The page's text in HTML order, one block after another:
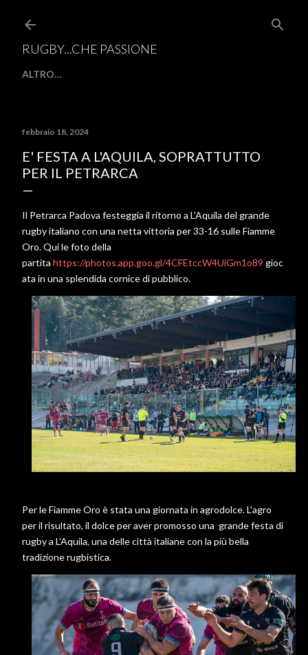
RUGBY...CHE PASSIONE
ALTRO…
febbraio 18, 2024
E' FESTA A L'AQUILA, SOPRATTUTTO
PER IL PETRARCA
Il Petrarca Padova festeggia il ritorno a L'Aquila del grande
rugby italiano con una netta vittoria per 33-16 sulle Fiamme
Oro. Qui le foto della
partita https://photos.app.goo.gl/4CFEtccW4UiGm1o89 gioc
ata in una splendida cornice di pubblico.
Per le Fiamme Oro è stata una giornata in agrodolce. L'agro
per il risultato, il dolce per aver promosso una grande festa di
rugby a L'Aquila, una delle città italiane con la più bella
tradizione rugbistica.